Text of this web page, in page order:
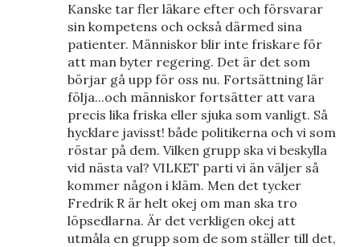
Kanske tar fler läkare efter och försvarar
sin kompetens och också därmed sina
patienter. Människor blir inte friskare för
att man byter regering. Det är det som
börjar gå upp för oss nu. Fortsättning lär
följa...och människor fortsätter att vara
precis lika friska eller sjuka som vanligt. Så
hycklare javisst! både politikerna och vi som
röstar på dem. Vilken grupp ska vi beskylla
vid nästa val? VILKET parti vi än väljer så
kommer någon i kläm. Men det tycker
Fredrik R är helt okej om man ska tro
löpsedlarna. Är det verkligen okej att
utmåla en grupp som de som ställer till det,